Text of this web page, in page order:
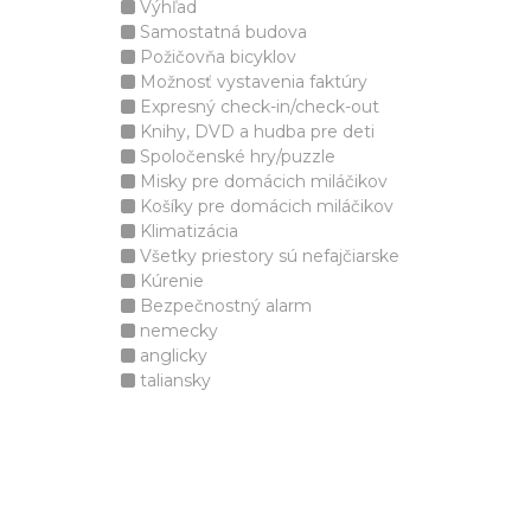
Výhľad
Samostatná budova
Požičovňa bicyklov
Možnosť vystavenia faktúry
Expresný check-in/check-out
Knihy, DVD a hudba pre deti
Spoločenské hry/puzzle
Misky pre domácich miláčikov
Košíky pre domácich miláčikov
Klimatizácia
Všetky priestory sú nefajčiarske
Kúrenie
Bezpečnostný alarm
nemecky
anglicky
taliansky